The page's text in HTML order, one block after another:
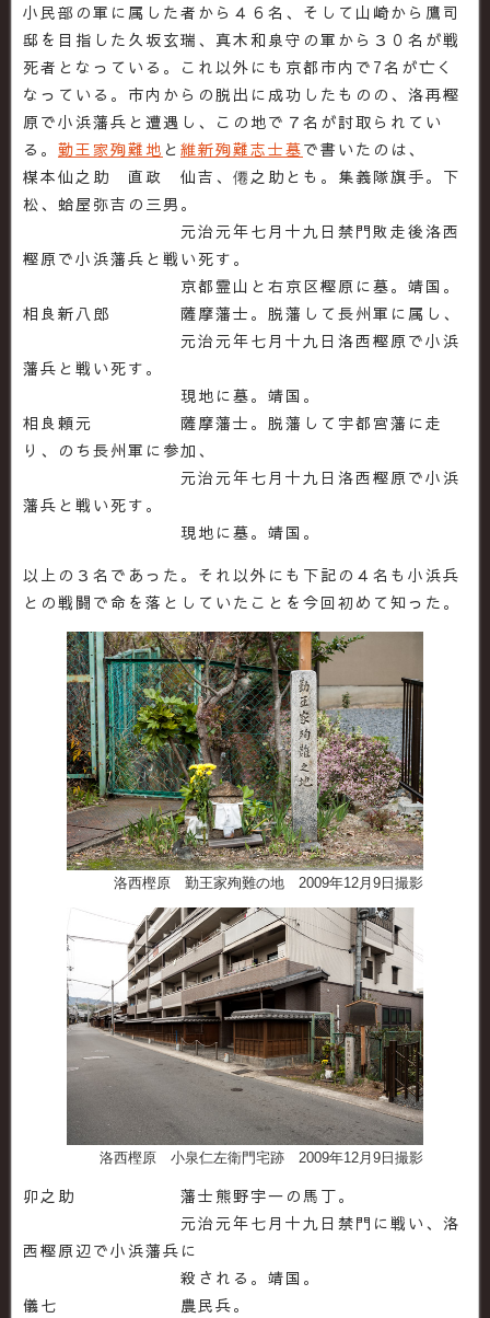
小民部の軍に属した者から４６名、そして山崎から鷹司
邸を目指した久坂玄瑞、真木和泉守の軍から３０名が戦
死者となっている。これ以外にも京都市内で7名が亡く
なっている。市内からの脱出に成功したものの、洛再樫
原で小浜藩兵と遭遇し、この地で７名が討取られてい
る。 勤王家殉難地 と 維新殉難志士墓で書いたのは、
楳本仙之助 直政 仙吉、僊之助とも。集義隊旗手。下
松、蛤屋弥吉の三男。
元治元年七月十九日禁門敗走後洛西
樫原で小浜藩兵と戦い死す。
京都霊山と右京区樫原に墓。靖国。
相良新八郎 薩摩藩士。脱藩して長州軍に属し、
元治元年七月十九日洛西樫原で小浜
藩兵と戦い死す。
現地に墓。靖国。
相良頼元 薩摩藩士。脱藩して宇都宮藩に走
り、のち長州軍に参加、
元治元年七月十九日洛西樫原で小浜
藩兵と戦い死す。
現地に墓。靖国。
以上の３名であった。それ以外にも下記の４名も小浜兵
との戦闘で命を落としていたことを今回初めて知った。
洛西樫原 勤王家殉難の地 2009年12月9日撮影
洛西樫原 小泉仁左衛門宅跡 2009年12月9日撮影
卯之助 藩士熊野宇一の馬丁。
元治元年七月十九日禁門に戦い、洛
西樫原辺で小浜藩兵に
殺される。靖国。
儀七 農民兵。